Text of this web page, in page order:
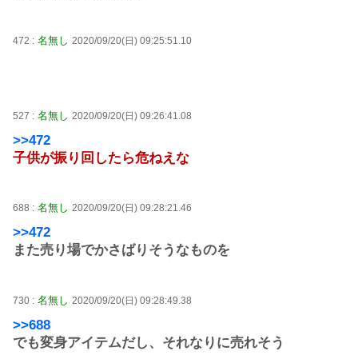
472 : 名無し 2020/09/20(日) 09:25:51.10
527 : 名無し 2020/09/20(日) 09:26:41.08
>>472
子供が振り回したら危ねえな
688 : 名無し 2020/09/20(日) 09:28:21.46
>>472
また売り場でかさばりそうなものを
730 : 名無し 2020/09/20(日) 09:28:49.38
>>688
でも変身アイテムだし、それなりに売れそう